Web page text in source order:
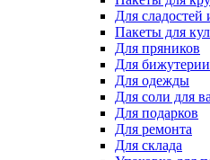
Для сладостей
Пакеты для
Для пряников
Для бижутерии
Для одежды
Для соли для
Для подарков
Для ремонта
Для склада